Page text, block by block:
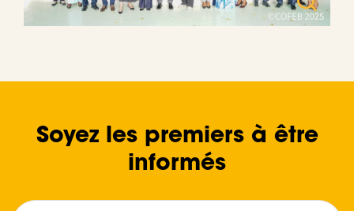
Soyez les premiers à être
informés